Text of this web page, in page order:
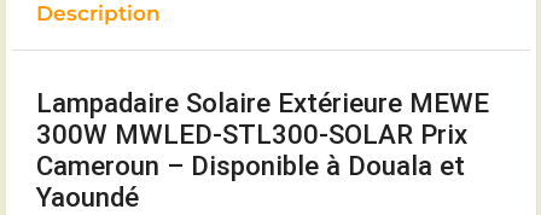
Description
Lampadaire Solaire Extérieure MEWE
300W MWLED-STL300-SOLAR Prix
Cameroun – Disponible à Douala et
Yaoundé